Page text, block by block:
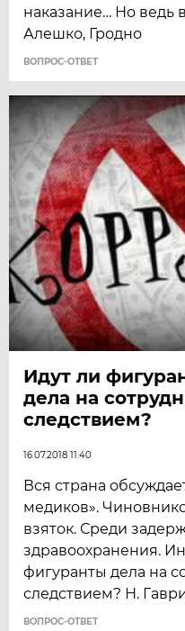
наказание… Но ведь
Алешко, Гродно
ВОПРОС-ОТВЕТ
Идут ли
дела на
следствием?
16.07.2018 11:40
Вся страна
медиков».
взяток. Среди
здравоохранения.
фигуранты дела на
следствием? Н.
ВОПРОС-ОТВЕТ